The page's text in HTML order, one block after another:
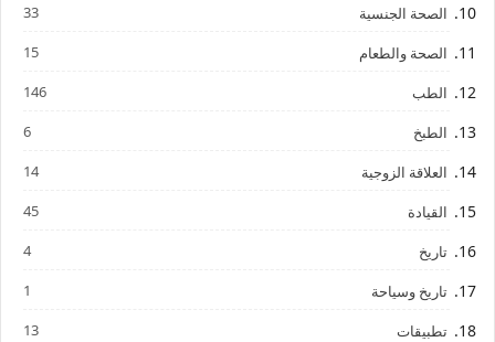
الصحة الجنسية 33
الصحة والطعام 15
الطب 146
الطبخ 6
العلاقة الزوجية 14
القيادة 45
تاريخ 4
تاريخ وسياحة 1
تطبيقات 13